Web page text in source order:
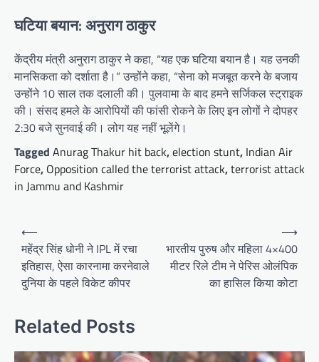
घटिया बयान: अनुराग ठाकुर
केंद्रीय मंत्री अनुराग ठाकुर ने कहा, “यह एक घटिया बयान है। यह उनकी
मानसिकता को दर्शाता है।” उन्होंने कहा, “सेना को मजबूत करने के बजाय
उन्होंने 10 साल तक दलाली की। पुलवामा के बाद हमने सर्जिकल स्ट्राइक
की। संसद हमले के आरोपियों की फांसी रोकने के लिए इन लोगों ने दोपहर
2:30 बजे सुनवाई की। लोग यह नहीं भूलेंगे।
Tagged Anurag Thakur hit back,election stunt, Indian Air
Force, Opposition called the terrorist attack,terrorist attack
in Jammu and Kashmir
Post
navigation
⟵
महेंद्र सिंह धोनी ने IPL में रचा
इतिहास, ऐसा कारनामा करनेवाले
दुनिया के पहले विकेट कीपर
भारतीय पुरुष और महिला 4×400
मीटर रिले टीम ने पेरिस ओलंपिक
का हासिल किया कोटा
⟶
Related Posts